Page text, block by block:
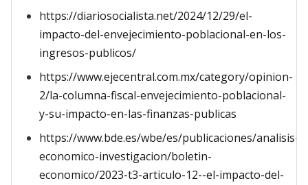
https://diariosocialista.net/2024/12/29/el-
impacto-del-envejecimiento-poblacional-en-los-
ingresos-publicos/
https://www.ejecentral.com.mx/category/opinion-
2/la-columna-fiscal-envejecimiento-poblacional-
y-su-impacto-en-las-finanzas-publicas
https://www.bde.es/wbe/es/publicaciones/analisis-
economico-investigacion/boletin-
economico/2023-t3-articulo-12--el-impacto-del-